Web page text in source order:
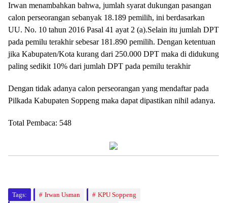
Irwan menambahkan bahwa, jumlah syarat dukungan pasangan
calon perseorangan sebanyak 18.189 pemilih, ini berdasarkan
UU. No. 10 tahun 2016 Pasal 41 ayat 2 (a).Selain itu jumlah DPT
pada pemilu terakhir sebesar 181.890 pemilih. Dengan ketentuan
jika Kabupaten/Kota kurang dari 250.000 DPT maka di didukung
paling sedikit 10% dari jumlah DPT pada pemilu terakhir
Dengan tidak adanya calon perseorangan yang mendaftar pada
Pilkada Kabupaten Soppeng maka dapat dipastikan nihil adanya.
Total Pembaca: 548
Tags: Irwan Usman KPU Soppeng